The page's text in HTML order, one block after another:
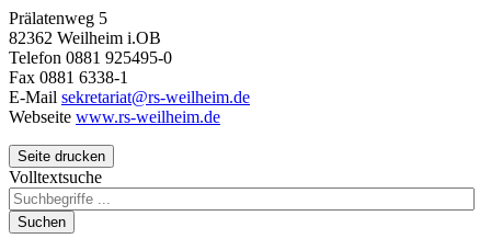
Prälatenweg 5
82362 Weilheim i.OB
Telefon 0881 925495-0
Fax 0881 6338-1
E-Mail sekretariat@rs-weilheim.de
Webseite www.rs-weilheim.de
Seite drucken
Volltextsuche
Suchen